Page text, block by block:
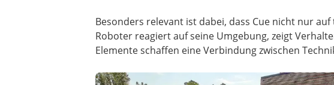
Besonders relevant ist dabei, dass Cue nicht nur
Roboter reagiert auf seine Umgebung, zeigt
Elemente schaffen eine Verbindung zwischen